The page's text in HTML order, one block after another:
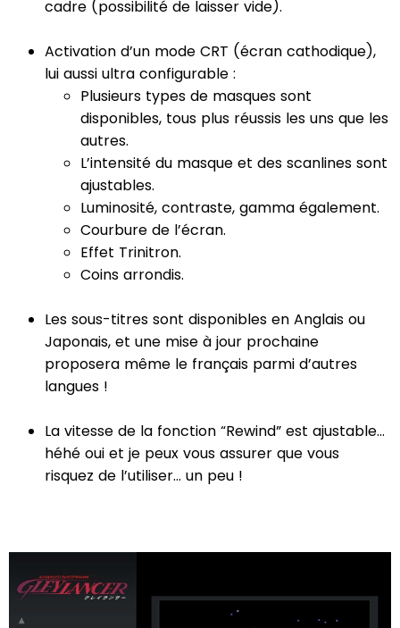
cadre (possibilité de laisser vide).
Activation d’un mode CRT (écran cathodique),
lui aussi ultra configurable :
Plusieurs types de masques sont
disponibles, tous plus réussis les uns que les
autres.
L’intensité du masque et des scanlines sont
ajustables.
Luminosité, contraste, gamma également.
Courbure de l’écran.
Effet Trinitron.
Coins arrondis.
Les sous-titres sont disponibles en Anglais ou
Japonais, et une mise à jour prochaine
proposera même le français parmi d’autres
langues !
La vitesse de la fonction “Rewind” est ajustable...
héhé oui et je peux vous assurer que vous
risquez de l’utiliser... un peu !